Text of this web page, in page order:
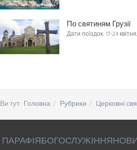
По святиням Грузії
Дати поїздок: 17-24
Ви тут: Головна Рубрики Церковні
ПАРАФІЯБОГОСЛУЖІННЯ